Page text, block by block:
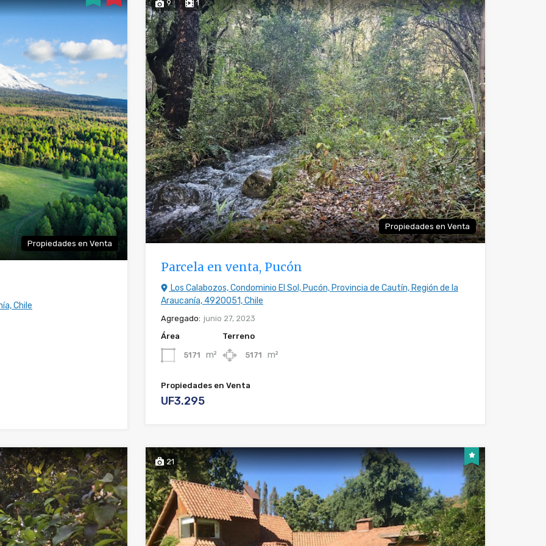
Propiedades en Venta
Chile
9 1
Propiedades en Venta
Parcela en venta, Pucón
Los Calabozos, Condominio El Sol, Pucón, Provincia de Cautín, Región de la
Araucanía, 4920051, Chile
Agregado: junio 27, 2023
Área
5171 m²
Terreno
5171 m²
Propiedades en Venta
UF3.295
21